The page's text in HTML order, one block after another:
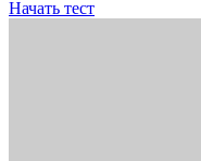
Начать тест